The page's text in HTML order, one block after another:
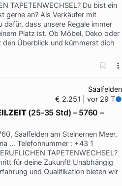
TAPETENWECHSEL? Du bist ein
gerne an? Als Verkäufer mit
dass unsere Regale immer
Platz ist. Ob Möbel, Deko oder
Überblick und kümmerst dich
Saalfelden
€ 2.251 | vor 29 T
(25-35 Std) – 5760 –
Saalfelden am Steinernen Meer,
… Telefonnummer : +43 1
TAPETENWECHSEL?
für deine Zukunft! Unabhängig
und Qualifikation bieten wir